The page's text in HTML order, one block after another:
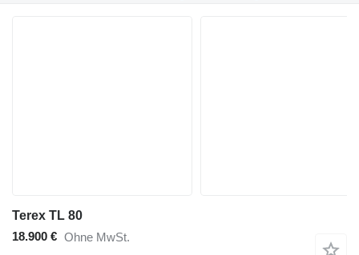
Terex TL 80
18.900 € Ohne MwSt.